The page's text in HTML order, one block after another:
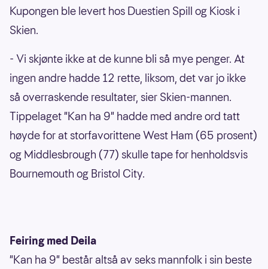
Kupongen ble levert hos Duestien Spill og Kiosk i
Skien.
- Vi skjønte ikke at de kunne bli så mye penger. At
ingen andre hadde 12 rette, liksom, det var jo ikke
så overraskende resultater, sier Skien-mannen.
Tippelaget "Kan ha 9" hadde med andre ord tatt
høyde for at storfavorittene West Ham (65 prosent)
og Middlesbrough (77) skulle tape for henholdsvis
Bournemouth og Bristol City.
Feiring med Deila
"Kan ha 9" består altså av seks mannfolk i sin beste